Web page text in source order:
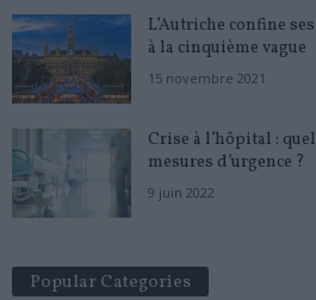
L’Autriche confine
à la cinquième vague
15 novembre 2021
Crise à l’hôpital :
mesures d’urgence ?
9 juin 2022
Popular Categories